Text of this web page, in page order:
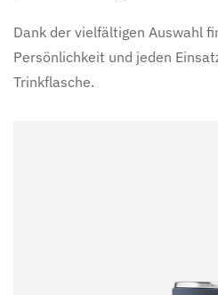
Dank der vielfältigen Auswahl
Persönlichkeit und jeden
Trinkflasche.